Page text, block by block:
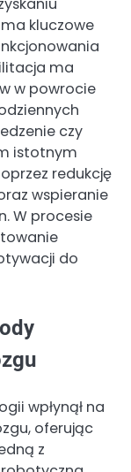
kluczowe
ma
w powrocie
czy
istotnym
redukcję
wspieranie
W procesie
do
wpłynął na
oferując
z